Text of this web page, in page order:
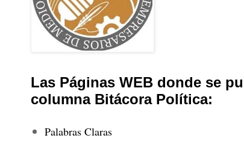
Las Páginas WEB donde se
columna Bitácora Política:
Palabras Claras